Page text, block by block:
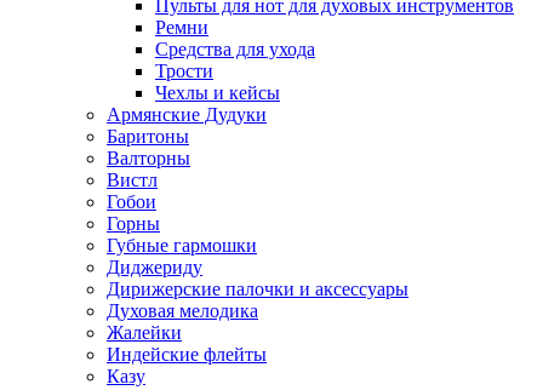
Пульты для нот для духовых инструментов
Ремни
Средства для ухода
Трости
Чехлы и кейсы
Армянские Дудуки
Баритоны
Валторны
Вистл
Гобои
Горны
Губные гармошки
Диджериду
Дирижерские палочки и аксессуары
Духовая мелодика
Жалейки
Индейские флейты
Казу